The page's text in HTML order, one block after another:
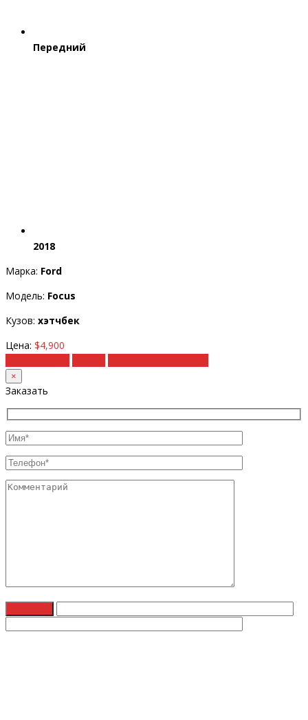
Передний
2018
Марка: Ford
Модель: Focus
Кузов: хэтчбек
Цена: $4,900
×
Заказать